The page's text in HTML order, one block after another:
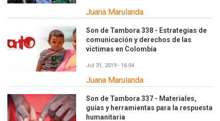
Juana Marulanda
Son de Tambora 338 - Estrategias de
comunicación y derechos de las
víctimas en Colombia
Jul 31, 2019 - 16:04
Juana Marulanda
Son de Tambora 337 - Materiales,
guías y herramientas para la respuesta
humanitaria